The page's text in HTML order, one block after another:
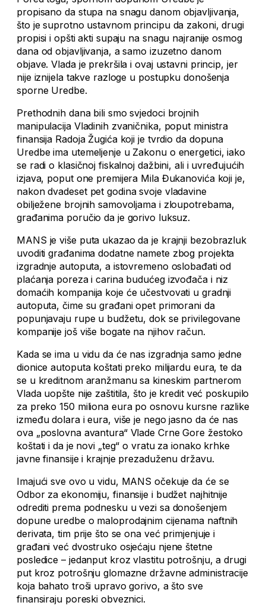
propisano da stupa na snagu danom objavljivanja,
što je suprotno ustavnom principu da zakoni, drugi
propisi i opšti akti supaju na snagu najranije osmog
dana od objavljivanja, a samo izuzetno danom
objave. Vlada je prekršila i ovaj ustavni princip, jer
nije iznijela takve razloge u postupku donošenja
sporne Uredbe.
Prethodnih dana bili smo svjedoci brojnih
manipulacija Vladinih zvaničnika, poput ministra
finansija Radoja Žugića koji je tvrdio da dopuna
Uredbe ima utemeljenje u Zakonu o energetici, iako
se radi o klasičnoj fiskalnoj dažbini, ali i uvređujućih
izjava, poput one premijera Mila Đukanovića koji je,
nakon dvadeset pet godina svoje vladavine
obilježene brojnih samovoljama i zloupotrebama,
građanima poručio da je gorivo luksuz.
MANS je više puta ukazao da je krajnji bezobrazluk
uvoditi građanima dodatne namete zbog projekta
izgradnje autoputa, a istovremeno oslobađati od
plaćanja poreza i carina budućeg izvođača i niz
domaćih kompanija koje će učestvovati u gradnji
autoputa, čime su građani opet primorani da
popunjavaju rupe u budžetu, dok se privilegovane
kompanije još više bogate na njihov račun.
Kada se ima u vidu da će nas izgradnja samo jedne
dionice autoputa koštati preko milijardu eura, te da
se u kreditnom aranžmanu sa kineskim partnerom
Vlada uopšte nije zaštitila, što je kredit već poskupilo
za preko 150 miliona eura po osnovu kursne razlike
između dolara i eura, više je nego jasno da će nas
ova „poslovna avantura“ Vlade Crne Gore žestoko
koštati i da je novi „teg“ o vratu za ionako krhke
javne finansije i krajnje prezaduženu državu.
Imajući sve ovo u vidu, MANS očekuje da će se
Odbor za ekonomiju, finansije i budžet najhitnije
odrediti prema podnesku u vezi sa donošenjem
dopune uredbe o maloprodajnim cijenama naftnih
derivata, tim prije što se ona već primjenjuje i
građani već dvostruko osjećaju njene štetne
posledice – jedanput kroz vlastitu potrošnju, a drugi
put kroz potrošnju glomazne državne administracije
koja bahato troši upravo gorivo, a što sve
finansiraju poreski obveznici.